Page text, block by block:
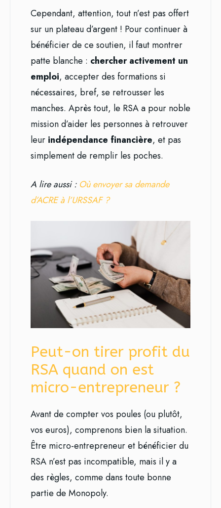
Cependant, attention, tout n’est pas offert
sur un plateau d’argent ! Pour continuer à
bénéficier de ce soutien, il faut montrer
patte blanche : chercher activement un
emploi, accepter des formations si
nécessaires, bref, se retrousser les
manches. Après tout, le RSA a pour noble
mission d’aider les personnes à retrouver
leur indépendance financière, et pas
simplement de remplir les poches.
A lire aussi : Où envoyer sa demande
d’ACRE à l’URSSAF ?
Peut-on tirer profit du
RSA quand on est
micro-entrepreneur ?
Avant de compter vos poules (ou plutôt,
vos euros), comprenons bien la situation.
Être micro-entrepreneur et bénéficier du
RSA n’est pas incompatible, mais il y a
des règles, comme dans toute bonne
partie de Monopoly.